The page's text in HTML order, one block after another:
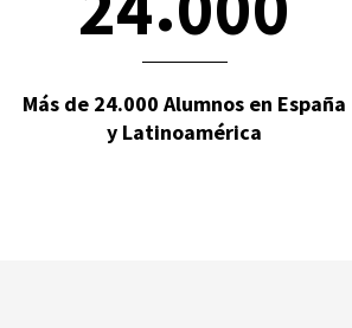
Más de 24.000 Alumnos en España
y Latinoamérica